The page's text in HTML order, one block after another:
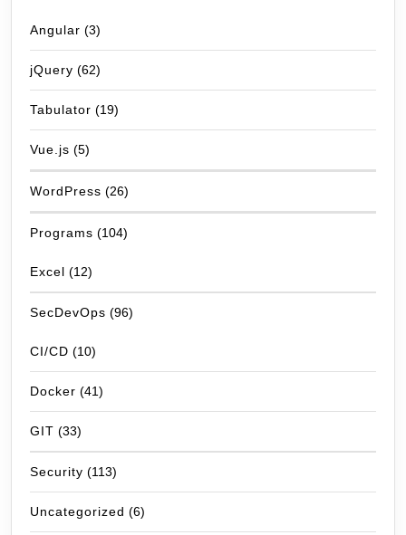
Angular (3)
jQuery (62)
Tabulator (19)
Vue.js (5)
WordPress (26)
Programs (104)
Excel (12)
SecDevOps (96)
CI/CD (10)
Docker (41)
GIT (33)
Security (113)
Uncategorized (6)